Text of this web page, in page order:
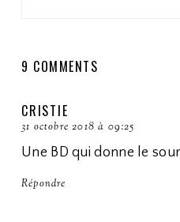
9 COMMENTS
CRISTIE
31 octobre 2018 à 09:25
Une BD qui donne le
Répondre